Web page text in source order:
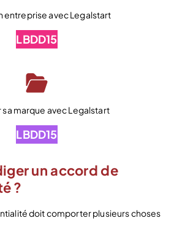
entreprise avec Legalstart
LBDD15
marque avec Legalstart
LBDD15
un accord de
?
doit comporter plusieurs choses